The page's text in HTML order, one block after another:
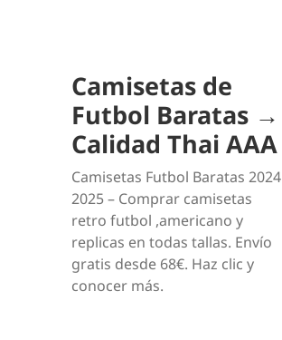
Camisetas de
Futbol Baratas →
Calidad Thai AAA
Camisetas Futbol Baratas 2024
2025 – Comprar camisetas
retro futbol ,americano y
replicas en todas tallas. Envío
gratis desde 68€. Haz clic y
conocer más.